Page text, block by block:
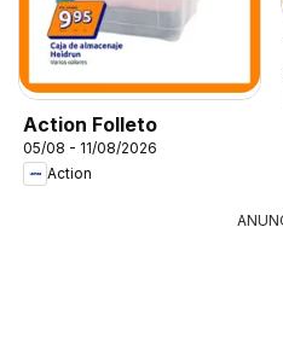
Action Folleto
05/08 - 11/08/2026
Action